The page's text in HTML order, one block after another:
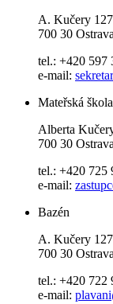
A. Kučery
700 30
tel.: +420 597
e-mail:
Mateřská škola
Alberta
700 30
tel.: +420 725
e-mail:
Bazén
A. Kučery
700 30
tel.: +420 722
e-mail: